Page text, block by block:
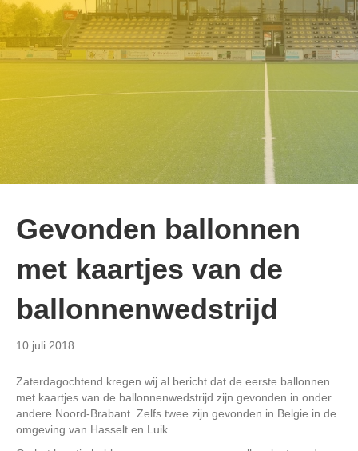
Gevonden ballonnen
met kaartjes van de
ballonnenwedstrijd
10 juli 2018
Zaterdagochtend kregen wij al bericht dat de eerste ballonnen
met kaartjes van de ballonnenwedstrijd zijn gevonden in onder
andere Noord-Brabant. Zelfs twee zijn gevonden in Belgie in de
omgeving van Hasselt en Luik.